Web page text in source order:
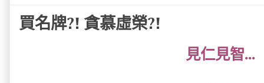
買名牌?! 貪慕虛榮?!
見仁見智...